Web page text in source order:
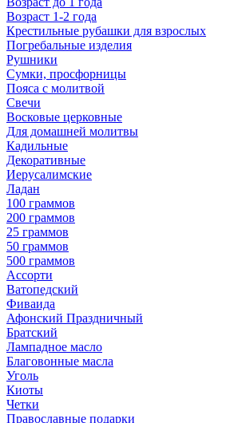
Возраст 1-2 года
Крестильные рубашки для взрослых
Погребальные изделия
Рушники
Сумки, просфорницы
Пояса с молитвой
Свечи
Восковые церковные
Для домашней молитвы
Кадильные
Декоративные
Иерусалимские
Ладан
100 граммов
200 граммов
25 граммов
50 граммов
500 граммов
Ассорти
Ватопедский
Фиваида
Афонский Праздничный
Братский
Лампадное масло
Благовонные масла
Уголь
Киоты
Четки
Православные подарки